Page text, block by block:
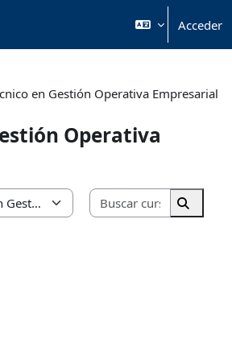
Acceder
en Gestión Operativa Empresarial
Operativa
Buscar
Buscar